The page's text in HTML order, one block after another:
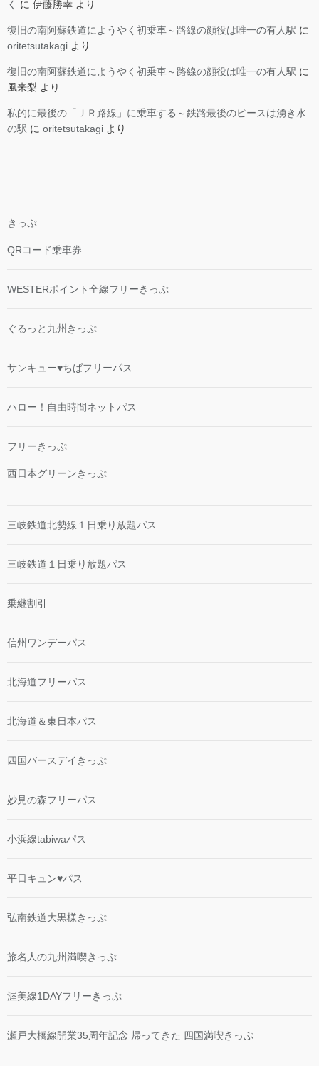
く に 伊藤勝幸 より
復旧の南阿蘇鉄道にようやく初乗車～路線の顔役は唯一の有人駅 に
oritetsutakagi より
復旧の南阿蘇鉄道にようやく初乗車～路線の顔役は唯一の有人駅 に
風来梨 より
私的に最後の「ＪＲ路線」に乗車する～鉄路最後のピースは湧き水
の駅 に oritetsutakagi より
きっぷ
QRコード乗車券
WESTERポイント全線フリーきっぷ
ぐるっと九州きっぷ
サンキュー♥ちばフリーパス
ハロー！自由時間ネットパス
フリーきっぷ
西日本グリーンきっぷ
三岐鉄道北勢線１日乗り放題パス
三岐鉄道１日乗り放題パス
乗継割引
信州ワンデーパス
北海道フリーパス
北海道＆東日本パス
四国バースデイきっぷ
妙見の森フリーパス
小浜線tabiwaパス
平日キュン♥パス
弘南鉄道大黒様きっぷ
旅名人の九州満喫きっぷ
渥美線1DAYフリーきっぷ
瀬戸大橋線開業35周年記念 帰ってきた 四国満喫きっぷ